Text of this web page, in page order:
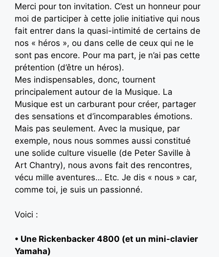
Merci pour ton invitation. C’est un honneur pour
moi de participer à cette jolie initiative qui nous
fait entrer dans la quasi-intimité de certains de
nos « héros », ou dans celle de ceux qui ne le
sont pas encore. Pour ma part, je n’ai pas cette
prétention (d’être un héros).
Mes indispensables, donc, tournent
principalement autour de la Musique. La
Musique est un carburant pour créer, partager
des sensations et d’incomparables émotions.
Mais pas seulement. Avec la musique, par
exemple, nous nous sommes aussi constitué
une solide culture visuelle (de Peter Saville à
Art Chantry), nous avons fait des rencontres,
vécu mille aventures… Etc. Je dis « nous » car,
comme toi, je suis un passionné.
Voici :
• Une Rickenbacker 4800 (et un mini-clavier
Yamaha)